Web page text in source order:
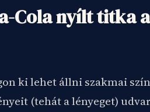
Cola nyílt titka
ki lehet állni szakmai
(tehát a lényeget)